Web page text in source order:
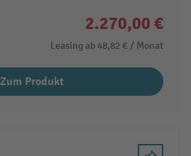
2.270,00 €
Leasing ab 48,82 € / Monat
Zum Produkt